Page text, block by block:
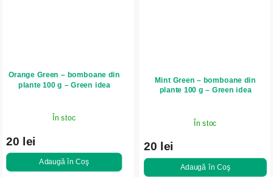
Orange Green – bomboane din
plante 100 g – Green idea
În stoc
20 lei
Adaugă în Coş
Mint Green – bomboane din
plante 100 g – Green idea
În stoc
20 lei
Adaugă în Coş